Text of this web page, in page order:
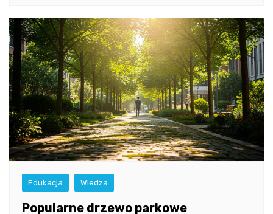
Edukacja Wiedza
Popularne drzewo parkowe